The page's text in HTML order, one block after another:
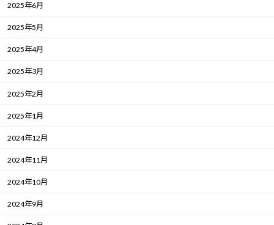
2025年6月
2025年5月
2025年4月
2025年3月
2025年2月
2025年1月
2024年12月
2024年11月
2024年10月
2024年9月